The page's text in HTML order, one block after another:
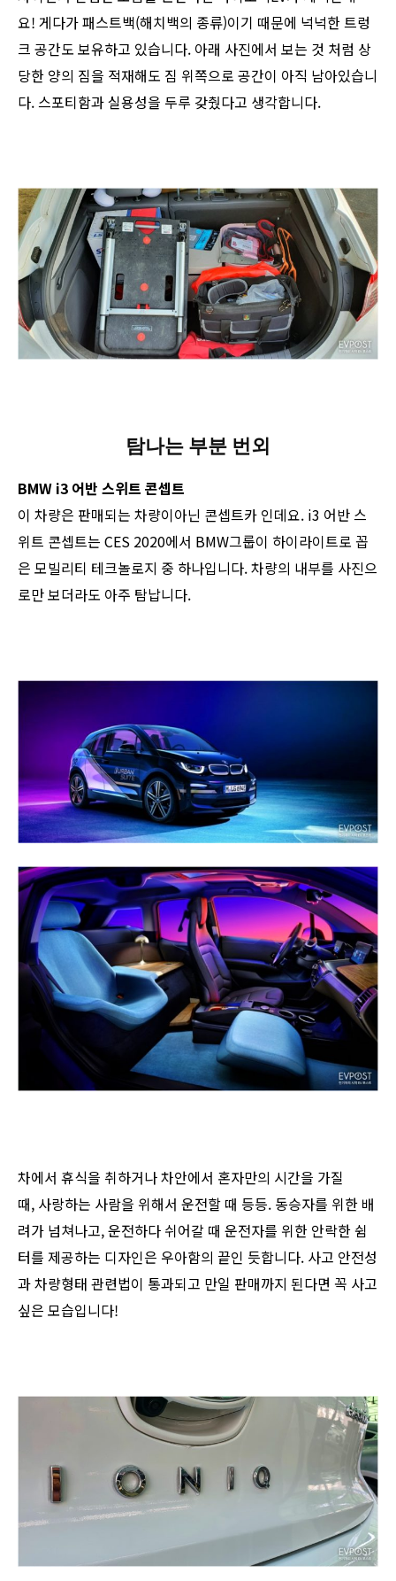
요! 게다가 패스트백(해치백의 종류)이기 때문에 넉넉한 트렁
크 공간도 보유하고 있습니다. 아래 사진에서 보는 것 처럼 상
당한 양의 짐을 적재해도 짐 위쪽으로 공간이 아직 남아있습니
다. 스포티함과 실용성을 두루 갖췄다고 생각합니다.
탐나는 부분 번외
BMW i3 어반 스위트 콘셉트
이 차량은 판매되는 차량이아닌 콘셉트카 인데요. i3 어반 스
위트 콘셉트는 CES 2020에서 BMW그룹이 하이라이트로 꼽
은 모빌리티 테크놀로지 중 하나입니다. 차량의 내부를 사진으
로만 보더라도 아주 탐납니다.
차에서 휴식을 취하거나 차안에서 혼자만의 시간을 가질
때, 사랑하는 사람을 위해서 운전할 때 등등. ​동승자를 위한 배
려가 넘쳐나고, 운전하다 쉬어갈 때 운전자를 위한 안락한 쉼
터를 제공하는 디자인은 우아함의 끝인 듯합니다. 사고 안전성
과 차량형태 관련법이 통과되고 만일 판매까지 된다면 꼭 사고
싶은 모습입니다!